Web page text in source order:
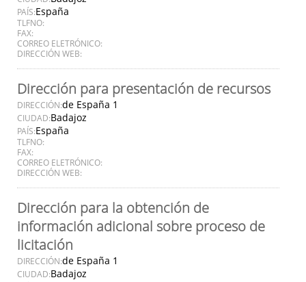
PAÍS:España
TLFNO:
FAX:
CORREO ELETRÓNICO:
DIRECCIÓN WEB:
Dirección para presentación de recursos
DIRECCIÓN:de España 1
CIUDAD:Badajoz
PAÍS:España
TLFNO:
FAX:
CORREO ELETRÓNICO:
DIRECCIÓN WEB:
Dirección para la obtención de
información adicional sobre proceso de
licitación
DIRECCIÓN:de España 1
CIUDAD:Badajoz